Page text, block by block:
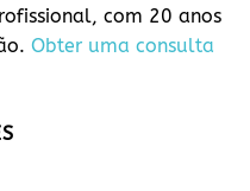
com 20 anos
Obter uma consulta